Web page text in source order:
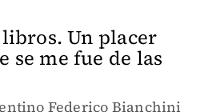
Un placer
se me fue de las
Federico Bianchini